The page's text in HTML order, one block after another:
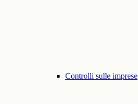
Controlli sulle imprese